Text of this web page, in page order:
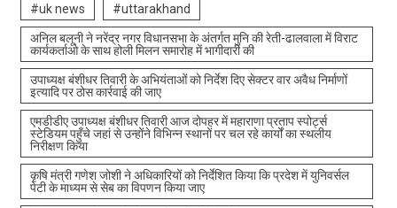
#uk news #uttarakhand
अनिल बलूनी ने नरेंद्र नगर विधानसभा के अंतर्गत मुनि की रेती-ढालवाला में विराट
कार्यकर्ताओ के साथ होली मिलन समारोह में भागीदारी की
उपाध्यक्ष बंशीधर तिवारी के अभियंताओं को निर्देश दिए सेक्टर वार अवैध निर्माणों
इत्यादि पर ठोस कार्रवाई की जाए
एमडीडीए उपाध्यक्ष बंशीधर तिवारी आज दोपहर में महाराणा प्रताप स्पोर्ट्स
स्टेडियम पहुँचे जहां से उन्होंने विभिन्न स्थानों पर चल रहे कार्यों का स्थलीय
निरीक्षण किया
कृषि मंत्री गणेश जोशी ने अधिकारियों को निर्देशित किया कि प्रदेश में युनिवर्सल
पेटी के माध्यम से सेब का विपणन किया जाए